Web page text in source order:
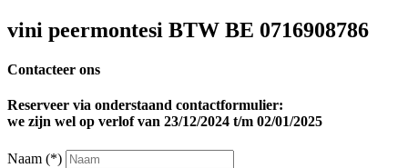
vini peermontesi BTW BE 0716908786
Contacteer ons
Reserveer via onderstaand contactformulier:
we zijn wel op verlof van 23/12/2024 t/m 02/01/2025
Naam (*)